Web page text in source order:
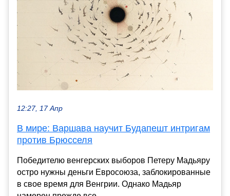
12:27, 17 Апр
В мире: Варшава научит Будапешт интригам
против Брюсселя
Победителю венгерских выборов Петеру Мадьяру
остро нужны деньги Евросоюза, заблокированные
в свое время для Венгрии. Однако Мадьяр